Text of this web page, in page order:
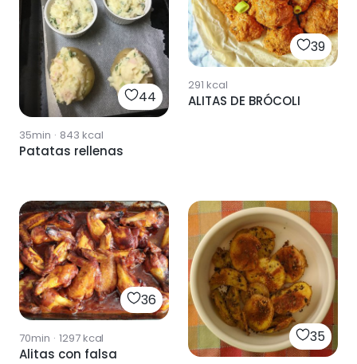
44
35min · 843 kcal
Patatas rellenas
39
291 kcal
ALITAS DE BRÓCOLI
36
70min · 1297kcal
Alitas con falsa
35